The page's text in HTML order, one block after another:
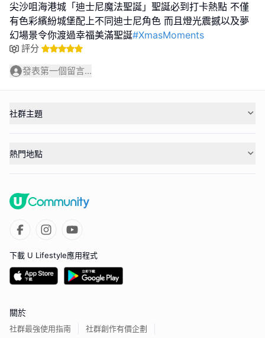
尖沙咀海港城「迪士尼魔法聖誕」聖誕必到打卡熱點 不僅
有色彩繽紛城堡配上不同迪士尼角色 而且燈光震撼以及夢
幻場景令你渡過幸福美滿聖誕#XmasMoments
評分
發表第一個留言...
社群主題
熱門地點
下載 U Lifestyle應用程式
關於
社群最強使用指南 社群創作有價企劃